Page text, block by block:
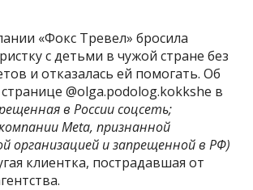
«Фокс Тревел» бросила
с детьми в чужой стране без
и отказалась ей помогать. Об
@olga.podolog.kokkshe в
в России соцсеть;
Meta, признанной
организацией и запрещенной в РФ)
клиентка, пострадавшая от